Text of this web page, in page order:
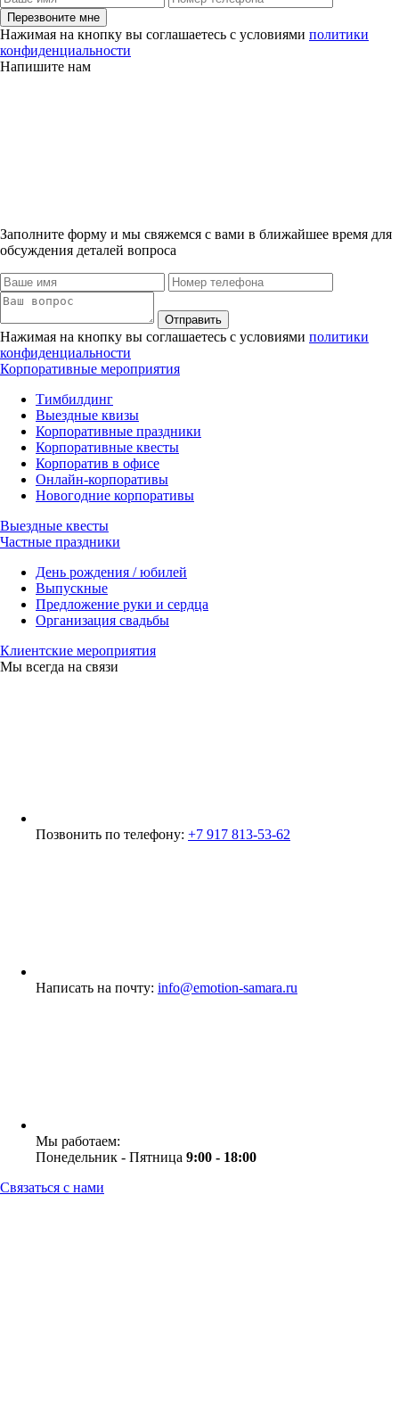
Перезвоните мне
Нажимая на кнопку вы соглашаетесь с условиями политики
конфиденциальности
Напишите нам
Заполните форму и мы свяжемся с вами в ближайшее время для
обсуждения деталей вопроса
Отправить
Нажимая на кнопку вы соглашаетесь с условиями политики
конфиденциальности
Корпоративные мероприятия
Тимбилдинг
Выездные квизы
Корпоративные праздники
Корпоративные квесты
Корпоратив в офисе
Онлайн-корпоративы
Новогодние корпоративы
Выездные квесты
Частные праздники
День рождения / юбилей
Выпускные
Предложение руки и сердца
Организация свадьбы
Клиентские мероприятия
Мы всегда на связи
Позвонить по телефону: +7 917 813-53-62
Написать на почту: info@emotion-samara.ru
Мы работаем:
Понедельник - Пятница 9:00 - 18:00
Связаться с нами